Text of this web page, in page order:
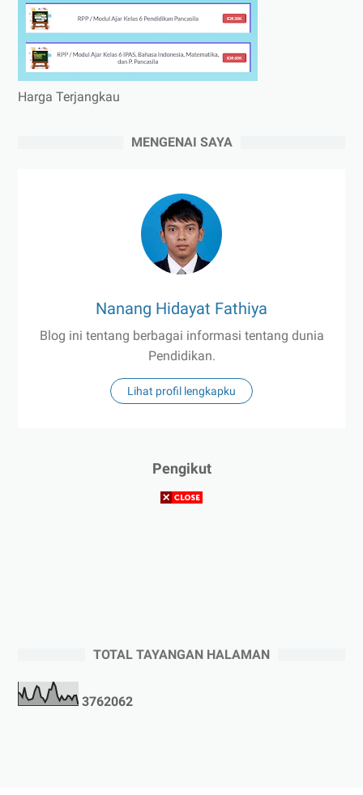
Harga Terjangkau
MENGENAI SAYA
Nanang Hidayat Fathiya
Blog ini tentang berbagai informasi tentang dunia
Pendidikan.
Lihat profil lengkapku
Pengikut
TOTAL TAYANGAN HALAMAN
3762062